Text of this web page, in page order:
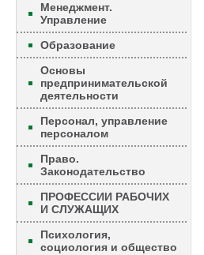
Менеджмент.
Управление
Образование
Основы
предпринимательской
деятельности
Персонал, управление
персоналом
Право.
Законодательство
ПРОФЕССИИ РАБОЧИХ
И СЛУЖАЩИХ
Психология,
социология и общество